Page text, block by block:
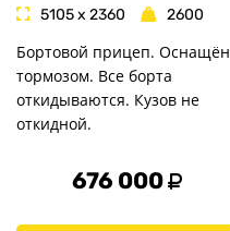
5105 x 2360 2600
Бортовой прицеп. Оснащён
тормозом. Все борта
откидываются. Кузов не
откидной.
676 000